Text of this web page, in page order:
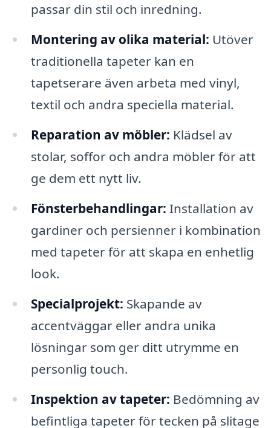
passar din stil och inredning.
Montering av olika material: Utöver
traditionella tapeter kan en
tapetserare även arbeta med vinyl,
textil och andra speciella material.
Reparation av möbler: Klädsel av
stolar, soffor och andra möbler för att
ge dem ett nytt liv.
Fönsterbehandlingar: Installation av
gardiner och persienner i kombination
med tapeter för att skapa en enhetlig
look.
Specialprojekt: Skapande av
accentväggar eller andra unika
lösningar som ger ditt utrymme en
personlig touch.
Inspektion av tapeter: Bedömning av
befintliga tapeter för tecken på slitage